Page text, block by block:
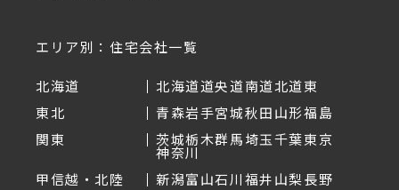
エリア別：住宅会社一覧
北海道 北海道道央道南道北道東
東北
青森岩手宮城秋田山形福島
関東
茨城栃木群馬埼玉千葉東京
神奈川
甲信越・北陸
新潟富山石川福井山梨長野